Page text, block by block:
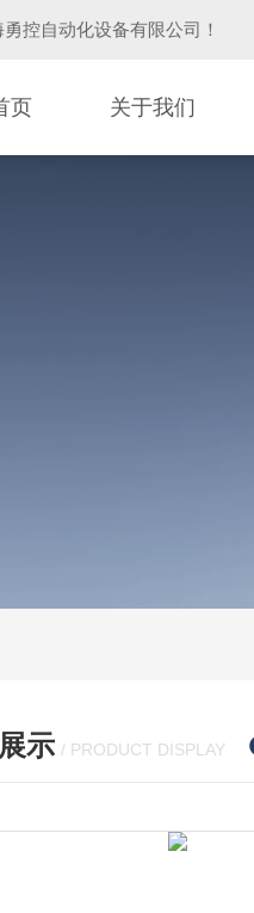
勇控自动化设备有限公司 ！
页 关于我们
示 / PRODUCT DISPLAY